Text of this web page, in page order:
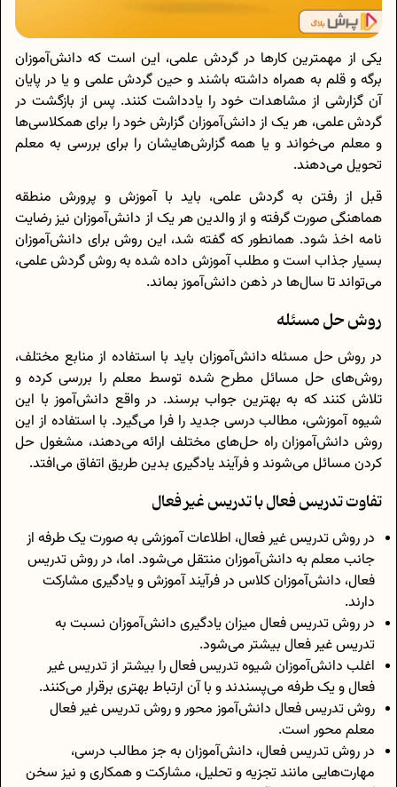
یکی از مهمترین کارها در گردش علمی، این است که دانش‌آموزان
برگه و قلم به همراه داشته باشند و حین گردش علمی و یا در پایان
آن گزارشی از مشاهدات خود را یادداشت کنند. پس از بازگشت در
گردش علمی، هر یک از دانش‌آموزان گزارش خود را برای همکلاسی‌ها
و معلم می‌خواند و یا همه گزارش‌هایشان را برای بررسی به معلم
تحویل می‌دهند.
قبل از رفتن به گردش علمی، باید با آموزش و پرورش منطقه
هماهنگی صورت گرفته و از والدین هر یک از دانش‌آموزان نیز رضایت
نامه اخذ شود. همانطور که گفته شد، این روش برای دانش‌آموزان
بسیار جذاب است و مطلب آموزش داده شده به روش گردش علمی،
می‌تواند تا سال‌ها در ذهن دانش‌آموز بماند.
روش حل مسئله
در روش حل مسئله دانش‌آموزان باید با استفاده از منابع مختلف،
روش‌های حل مسائل مطرح شده توسط معلم را بررسی کرده و
تلاش کنند که به بهترین جواب برسند. در واقع دانش‌آموز با این
شیوه آموزشی، مطالب درسی جدید را فرا می‌گیرد. با استفاده از این
روش دانش‌آموزان راه حل‌های مختلف ارائه می‌دهند، مشغول حل
کردن مسائل می‌شوند و فرآیند یادگیری بدین طریق اتفاق می‌افتد.
تفاوت تدریس فعال با تدریس غیر فعال
در روش تدریس غیر فعال، اطلاعات آموزشی به صورت یک طرفه از
جانب معلم به دانش‌آموزان منتقل می‌شود. اما، در روش تدریس
فعال، دانش‌آموزان کلاس در فرآیند آموزش و یادگیری مشارکت
دارند.
در روش تدریس فعال میزان یادگیری دانش‌آموزان نسبت به
تدریس غیر فعال بیشتر می‌شود.
اغلب دانش‌آموزان شیوه تدریس فعال را بیشتر از تدریس غیر
فعال و یک طرفه می‌پسندند و با آن ارتباط بهتری برقرار می‌کنند.
روش تدریس فعال دانش‌آموز محور و روش تدریس غیر فعال
معلم محور است.
در روش تدریس فعال، دانش‌آموزان به جز مطالب درسی،
مهارت‌هایی مانند تجزیه و تحلیل، مشارکت و همکاری و نیز سخن